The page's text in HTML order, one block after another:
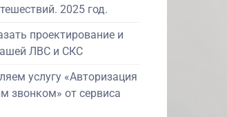
2025 год.
проектирование и
ЛВС и СКС
услугу «Авторизация
звонком» от сервиса